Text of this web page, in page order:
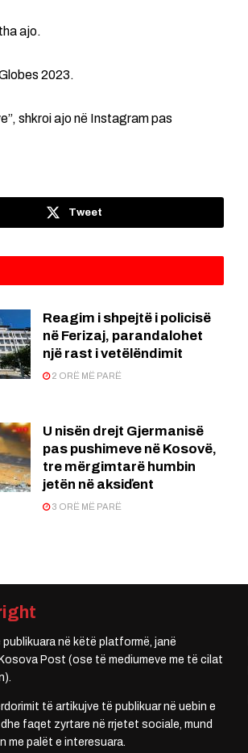
ajo.
2023.
shkroi ajo në Instagram pas
Tweet
Reagim i shpejtë i policisë
në Ferizaj, parandalohet
një rast i vetëlëndimit
2 ORË MË PARË
U nisën drejt Gjermanisë
pas pushimeve në Kosovë,
tre mërgimtarë humbin
jetën në aksiďent
3 ORË MË PARË
në këtë platformë, janë
Post (ose të mediumeve me të cilat
të artikujve të publikuar në uebin e
faqet zyrtare në rrjetet sociale, mund
me palët e interesuara.